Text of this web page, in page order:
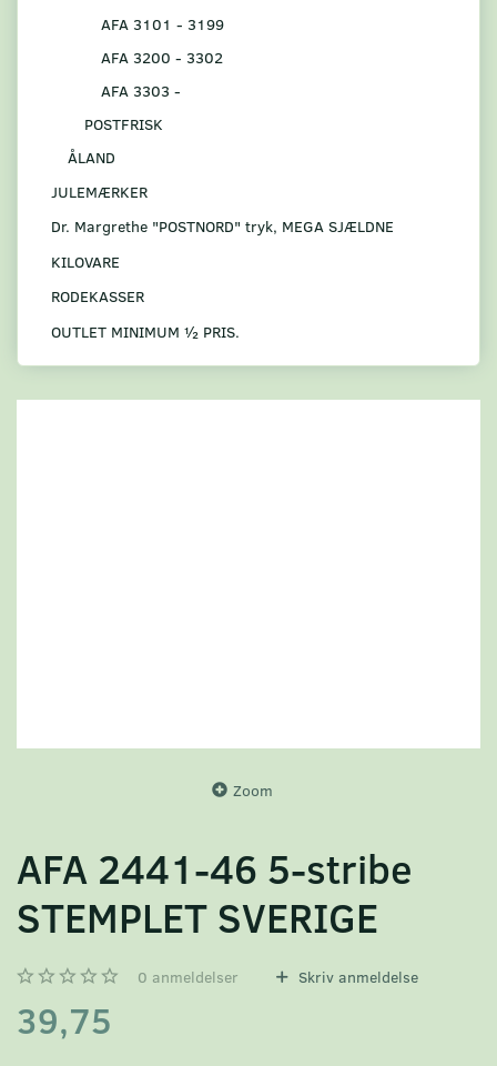
AFA 3101 - 3199
AFA 3200 - 3302
AFA 3303 -
POSTFRISK
ÅLAND
JULEMÆRKER
Dr. Margrethe "POSTNORD" tryk, MEGA SJÆLDNE
KILOVARE
RODEKASSER
OUTLET MINIMUM ½ PRIS.
Zoom
AFA 2441-46 5-stribe
STEMPLET SVERIGE
0 anmeldelser Skriv anmeldelse
39,75